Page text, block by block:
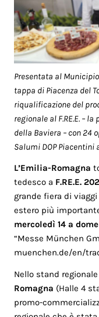
Presentata al
tappa di Piacenza del
riqualificazione del
regionale al F.RE.E. –
della Baviera – con 24
Salumi DOP Piacentini
L’Emilia-Romagna
tedesco a F.RE.E.
grande fiera di
estero più
mercoledì 14 a
“Messe München
muenchen.de/en/
Nello stand
Romagna (Halle 4
promo-